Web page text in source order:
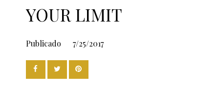
YOUR LIMIT
Publicado 7/25/2017